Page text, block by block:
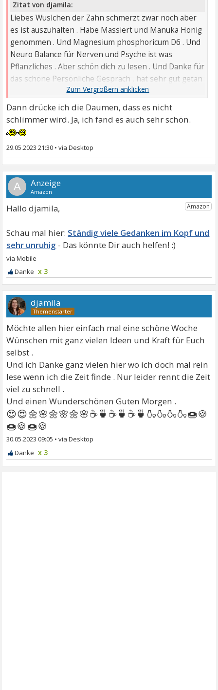
Zitat von djamila:
Liebes Wuslchen der Zahn schmerzt zwar noch aber
es ist auszuhalten . Habe Massiert und Manuka Honig
genommen . Und Magnesium phosphoricum D6 . Und
Neuro Balance für Nerven und Psyche ist was
Pflanzliches . Aber schön dich zu lesen . Und Danke für
das schöne Persönliche Gespräch , hat sehr gut getan
🤗
Dann drücke ich die Daumen, dass es nicht
schlimmer wird. Ja, ich fand es auch sehr schön.
29.05.2023 21:30 •
A
Hallo djamila,
Ständig viele Gedanken im Kopf und
sehr unruhig
x 3
djamila
Möchte allen hier einfach mal eine schöne Woche
Wünschen mit ganz vielen Ideen und Kraft für Euch
selbst .
Und ich Danke ganz vielen hier wo ich doch mal rein
lese wenn ich die Zeit finde . Nur leider rennt die Zeit
viel zu schnell .
Und einen Wunderschönen Guten Morgen .
😍😍🌼🌸🌼🌸🌼🌸☕🍵☕🍵☕🍵🍶🍶🍶🍶🍩🍪
🍩🍪🍩🍪
30.05.2023 09:05 •
x 3